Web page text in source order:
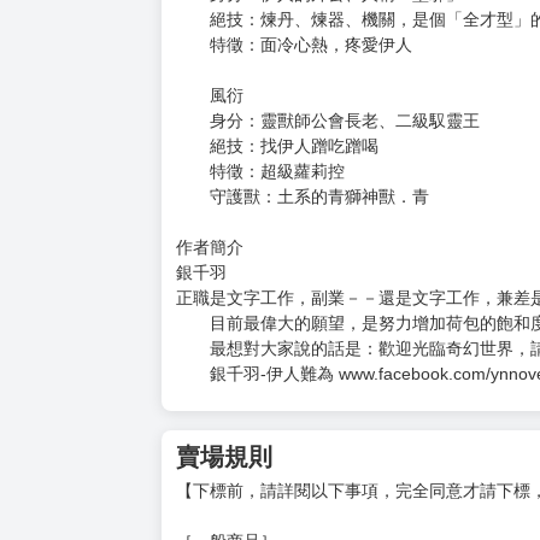
特徵：超級練武天才
身分：伊人的小哥、風衍的弟子
絕技：和大哥一起保護伊人
特徵：天份極高的靈獸師
守護獸：火系的烏金獸．焰
身分：伊人的外公、人稱「墨邪」
絕技：煉丹、煉器、機關，是個「全才型」
特徵：面冷心熱，疼愛伊人
風衍
身分：靈獸師公會長老、二級馭靈王
特徵：超級蘿莉控
守護獸：土系的青獅神獸．青
作者簡介